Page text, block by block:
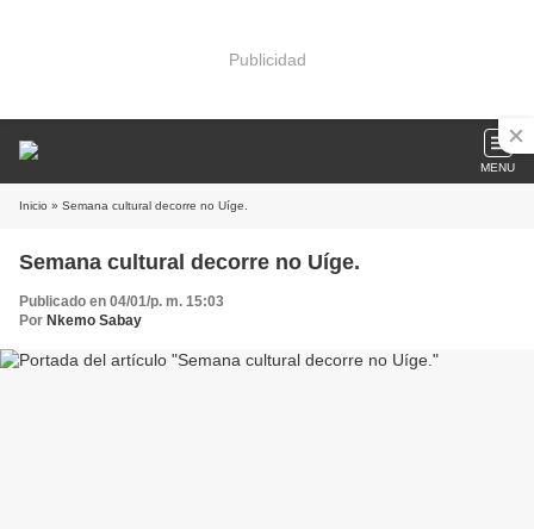
Publicidad
MENU
Inicio » Semana cultural decorre no Uíge.
Semana cultural decorre no Uíge.
Publicado en 04/01/p. m. 15:03
Por Nkemo Sabay